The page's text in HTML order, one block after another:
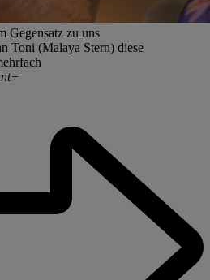
Gegensatz zu uns
Toni (Malaya Stern) diese